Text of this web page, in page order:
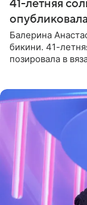
41-летняя
Балерина
бикини. 41-
позировала в